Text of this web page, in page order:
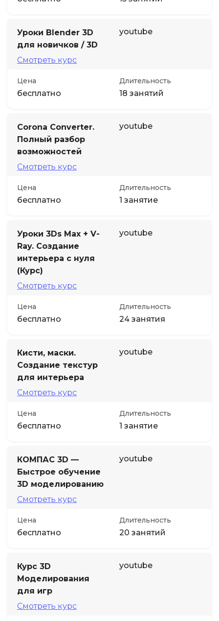
Уроки Blender 3D
для новичков / 3D
Смотреть курс
youtube
Цена
бесплатно
Длительность
18 занятий
Corona Converter.
Полный разбор
возможностей
Смотреть курс
youtube
Цена
бесплатно
Длительность
1 занятие
Уроки 3Ds Max + V-
Ray. Создание
интерьера с нуля
(Курс)
Смотреть курс
youtube
Цена
бесплатно
Длительность
24 занятия
Кисти, маски.
Создание текстур
для интерьера
Смотреть курс
youtube
Цена
бесплатно
Длительность
1 занятие
КОМПАС 3D —
Быстрое обучение
3D моделированию
Смотреть курс
youtube
Цена
бесплатно
Длительность
20 занятий
Курс 3D
Моделирования
для игр
Смотреть курс
youtube